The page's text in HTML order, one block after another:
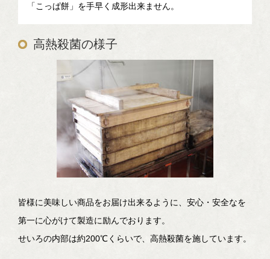
「こっぱ餅」を手早く成形出来ません。
高熱殺菌の様子
皆様に美味しい商品をお届け出来るように、安心・安全なを
第一に心がけて製造に励んでおります。
せいろの内部は約200℃くらいで、高熱殺菌を施しています。